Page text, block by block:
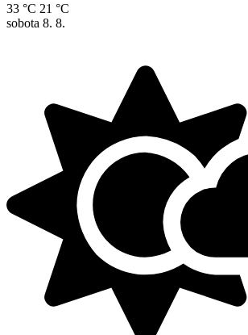
33 °C 21 °C
sobota 8. 8.